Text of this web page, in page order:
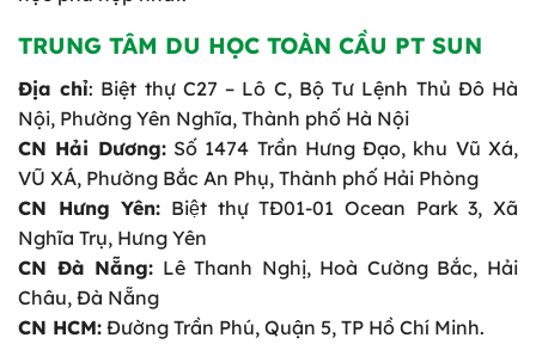
TRUNG TÂM DU HỌC TOÀN CẦU PT SUN
Địa chỉ: Biệt thự C27 – Lô C, Bộ Tư Lệnh Thủ Đô Hà
Nội, Phường Yên Nghĩa, Thành phố Hà Nội
CN Hải Dương:Số 1474 Trần Hưng Đạo, khu Vũ Xá,
VŨ XÁ, Phường Bắc An Phụ, Thành phố Hải Phòng
CN Hưng Yên: Biệt thự TĐ01-01 Ocean Park 3, Xã
Nghĩa Trụ, Hưng Yên
CN Đà Nẵng: Lê Thanh Nghị, Hoà Cường Bắc, Hải
Châu, Đà Nẵng
CN HCM: Đường Trần Phú, Quận 5, TP Hồ Chí Minh.